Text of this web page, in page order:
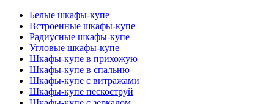
Белые шкафы-купе
Встроенные шкафы-купе
Радиусные шкафы-купе
Угловые шкафы-купе
Шкафы-купе в прихожую
Шкафы-купе в спальню
Шкафы-купе с витражами
Шкафы-купе пескоструй